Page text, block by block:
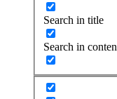
Search in title
Search in